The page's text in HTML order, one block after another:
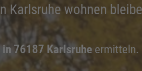
Karlsruhe wohnen
76187 Karlsruhe ermitteln.